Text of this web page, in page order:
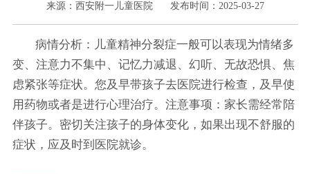
来源：西安附一儿童医院 发布时间：2025-03-27
病情分析：儿童精神分裂症一般可以表现为情绪多
变、注意力不集中、记忆力减退、幻听、无故恐惧、焦
虑紧张等症状。您及早带孩子去医院进行检查，及早使
用药物或者是进行心理治疗。注意事项：家长需经常陪
伴孩子。密切关注孩子的身体变化，如果出现不舒服的
症状，应及时到医院就诊。